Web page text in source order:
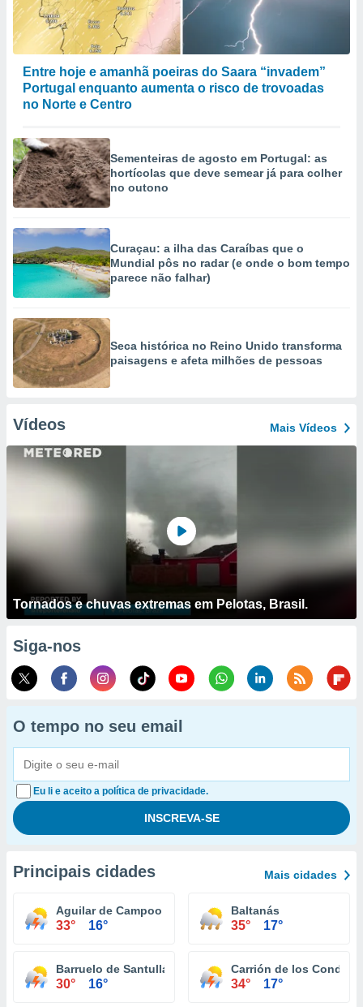
Entre hoje e amanhã poeiras do Saara “invadem”
Portugal enquanto aumenta o risco de trovoadas
no Norte e Centro
Sementeiras de agosto em Portugal: as
hortícolas que deve semear já para colher
no outono
Curaçau: a ilha das Caraíbas que o
Mundial pôs no radar (e onde o bom tempo
parece não falhar)
Seca histórica no Reino Unido transforma
paisagens e afeta milhões de pessoas
Vídeos Mais Vídeos
Tornados e chuvas extremas em Pelotas, Brasil.
Siga-nos
O tempo no seu email
Eu li e aceito a política de privacidade.
Principais cidades Mais cidades
Aguilar de Campoo
33° 16°
Baltanás
35° 17°
Barruelo de Santullán
30° 16°
Carrión de los Condes
34° 17°